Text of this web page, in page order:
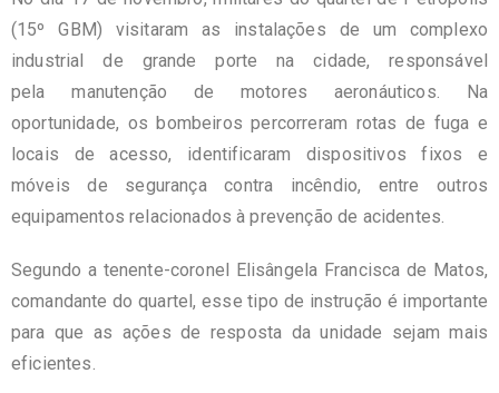
(15º GBM) visitaram as instalações de um complexo
industrial de grande porte na cidade, responsável
pela manutenção de motores aeronáuticos. Na
oportunidade, os bombeiros percorreram rotas de fuga e
locais de acesso, identificaram dispositivos fixos e
móveis de segurança contra incêndio, entre outros
equipamentos relacionados à prevenção de acidentes.
Segundo a tenente-coronel Elisângela Francisca de Matos,
comandante do quartel, esse tipo de instrução é importante
para que as ações de resposta da unidade sejam mais
eficientes.